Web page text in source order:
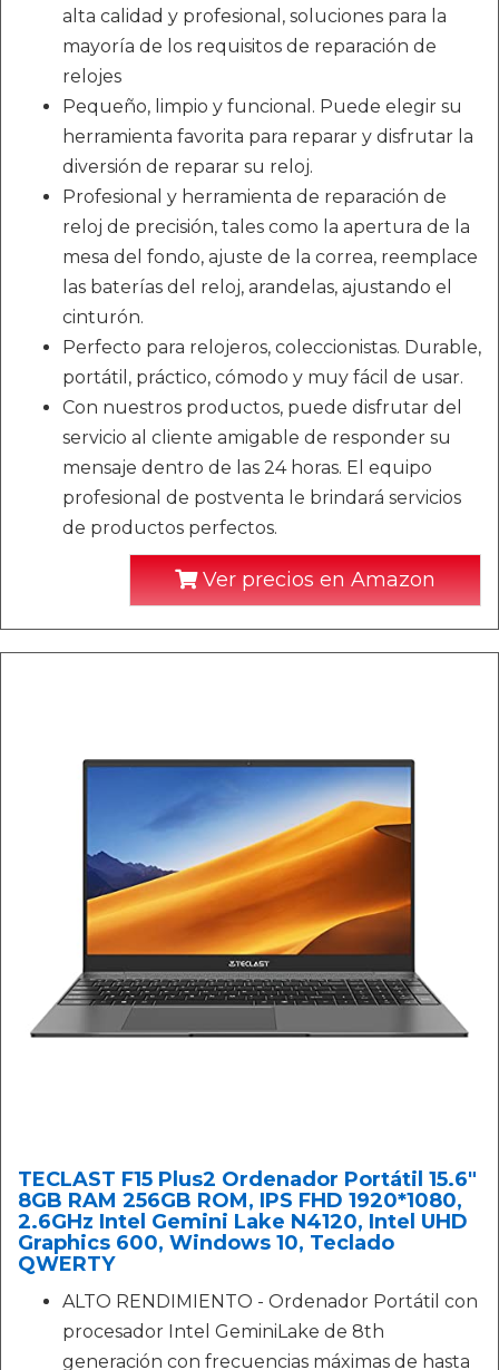
alta calidad y profesional, soluciones para la
mayoría de los requisitos de reparación de
relojes
Pequeño, limpio y funcional. Puede elegir su
herramienta favorita para reparar y disfrutar la
diversión de reparar su reloj.
Profesional y herramienta de reparación de
reloj de precisión, tales como la apertura de la
mesa del fondo, ajuste de la correa, reemplace
las baterías del reloj, arandelas, ajustando el
cinturón.
Perfecto para relojeros, coleccionistas. Durable,
portátil, práctico, cómodo y muy fácil de usar.
Con nuestros productos, puede disfrutar del
servicio al cliente amigable de responder su
mensaje dentro de las 24 horas. El equipo
profesional de postventa le brindará servicios
de productos perfectos.
Ver precios en Amazon
TECLAST F15 Plus2 Ordenador Portátil 15.6"
8GB RAM 256GB ROM, IPS FHD 1920*1080,
2.6GHz Intel Gemini Lake N4120, Intel UHD
Graphics 600, Windows 10, Teclado
QWERTY
ALTO RENDIMIENTO - Ordenador Portátil con
procesador Intel GeminiLake de 8th
generación con frecuencias máximas de hasta